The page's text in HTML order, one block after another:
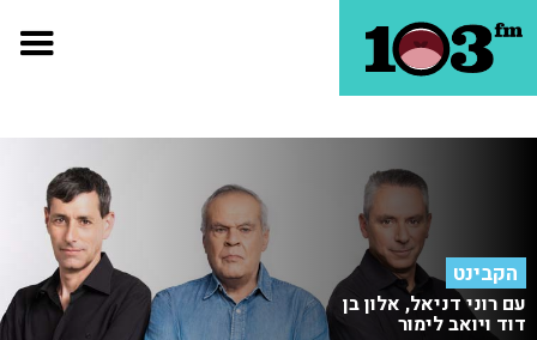
הקבינט
עם רוני דניאל, אלון בן
דוד ויואב לימור